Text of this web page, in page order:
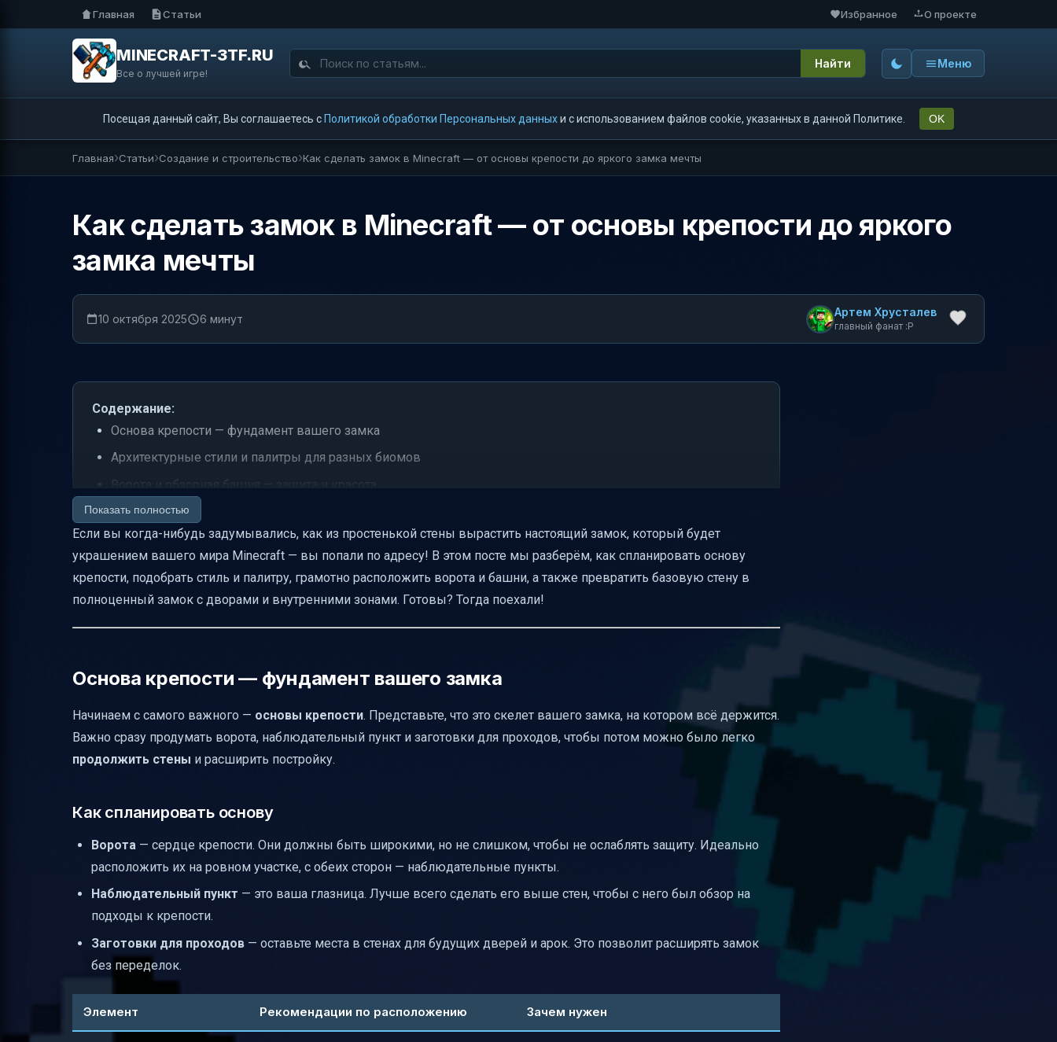
Главная Статьи Избранное О проекте
MINECRAFT-3TF.RU
Все о лучшей игре!
Найти Меню
Посещая данный сайт, Вы соглашаетесь с Политикой обработки Персональных данныхи с использованием файлов cookie, указанных в данной Политике. OK
Главная Статьи Создание и строительство Как сделать замок в Minecraft — от основы крепости до яркого замка мечты
Как сделать замок в Minecraft — от основы крепости до яркого
замка мечты
10 октября 2025 6 минут Артем Хрусталев
главный фанат :P
Содержание:
Основа крепости — фундамент вашего замка
Архитектурные стили и палитры для разных биомов
Ворота и обзорная башня — защита и красота
Освещение стен — как избежать темных зон
От стены к замку — последовательность расширения
Деревенская башня со смотровой зоной — простота и функциональность
Арки и проходы — естественно и функционально
Японский особняк с пагодой и садом — гармония и пропорции
Ландшафтирование — естественное окружение
Влияние версии Minecraft и режимов игры
Функциональные элементы без ущерба красоте
Распространённые проблемы и как их избежать
Итог
Полезные ссылки
Показать полностью
Если вы когда-нибудь задумывались, как из простенькой стены вырастить настоящий замок, который будет
украшением вашего мира Minecraft — вы попали по адресу! В этом посте мы разберём, как спланировать основу
крепости, подобрать стиль и палитру, грамотно расположить ворота и башни, а также превратить базовую стену в
полноценный замок с дворами и внутренними зонами. Готовы? Тогда поехали!
Основа крепости — фундамент вашего замка
Начинаем с самого важного — основы крепости. Представьте, что это скелет вашего замка, на котором всё держится.
Важно сразу продумать ворота, наблюдательный пункт и заготовки для проходов, чтобы потом можно было легко
продолжить стены и расширить постройку.
Как спланировать основу
Ворота — сердце крепости. Они должны быть широкими, но не слишком, чтобы не ослаблять защиту. Идеально
расположить их на ровном участке, с обеих сторон — наблюдательные пункты.
Наблюдательный пункт — это ваша глазница. Лучше всего сделать его выше стен, чтобы с него был обзор на
подходы к крепости.
Заготовки для проходов — оставьте места в стенах для будущих дверей и арок. Это позволит расширять замок
без переделок.
Элемент Рекомендации по расположению Зачем нужен